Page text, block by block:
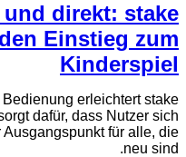
direkt: stake
Einstieg zum
Kinderspiel
erleichtert stake
dafür, dass Nutzer sich
für alle, die
neu sind.